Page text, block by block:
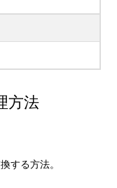
方法
する方法。